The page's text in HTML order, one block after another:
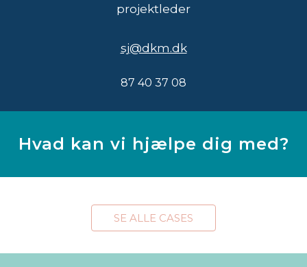
projektleder
sj@dkm.dk
87 40 37 08
Hvad kan vi hjælpe dig med?
SE ALLE CASES